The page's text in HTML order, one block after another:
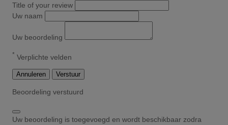
Title of your review
Uw naam
Uw beoordeling
* Verplichte velden
Annuleren Verstuur
Beoordeling verstuurd
Uw beoordeling is toegevoegd en wordt beschikbaar zodra